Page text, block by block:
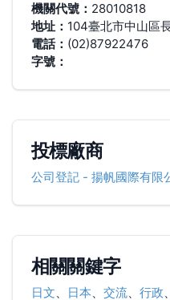
機關代號： 28010818
地址： 104臺北市中山區
電話： (02)87922476
字號：
投標廠商
公司登記- 揚帆國際有限
相關關鍵字
日文、 日本、 交流、 行政、